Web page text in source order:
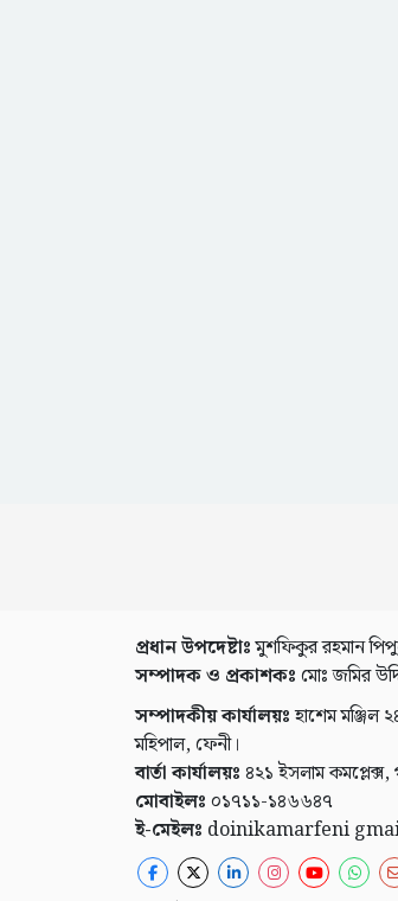
প্রধান উপদেষ্টাঃমুশফিকুর রহমান
সম্পাদক ও প্রকাশকঃ মোঃ জমির
সম্পাদকীয় কার্যালয়ঃহাশেম মঞ্জিল
মহিপাল, ফেনী।
বার্তা কার্যালয়ঃ ৪২১ ইসলাম কমপ্লেক্স,
মোবাইলঃ ০১৭১১-১৪৬৬৪৭
ই-মেইলঃ doinikamarfeni